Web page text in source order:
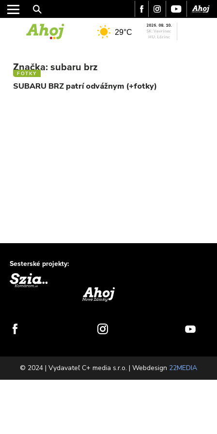
REGIÓN
KULTÚRA
29°C
2026. 08. 10.
SK: Vavrinec
HU: Lőrinc
Značka: subaru brz
FOTKY
SUBARU BRZ patrí odvážnym (+fotky)
Sesterské projekty:
© 2024 | Vydavateľ C+ media s.r.o. | Webdesign 22MEDIA